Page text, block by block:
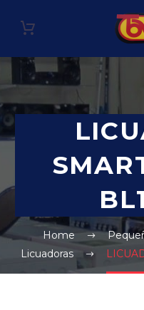
Home
Licuadoras